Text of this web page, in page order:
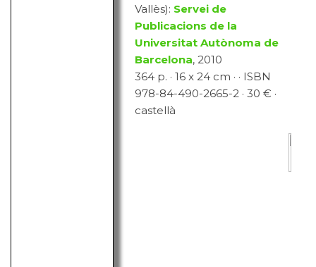
Vallès): Servei de
Publicacions de la
Universitat Autònoma de
Barcelona, 2010
364 p. · 16 x 24 cm · · ISBN
978-84-490-2665-2 · 30 € ·
castellà